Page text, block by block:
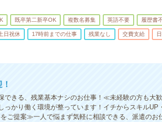
既卒第二新卒OK 複数名募集 英語不要 履歴書
日祝休 17時前までの仕事 残業なし 交費支給
きる、残業基本ナシのお仕事！≪未経験の方も大
っかり働く環境が整っています！イチからスキルUP
ご提案≫一人で悩まず気軽に相談できる、派遣のお